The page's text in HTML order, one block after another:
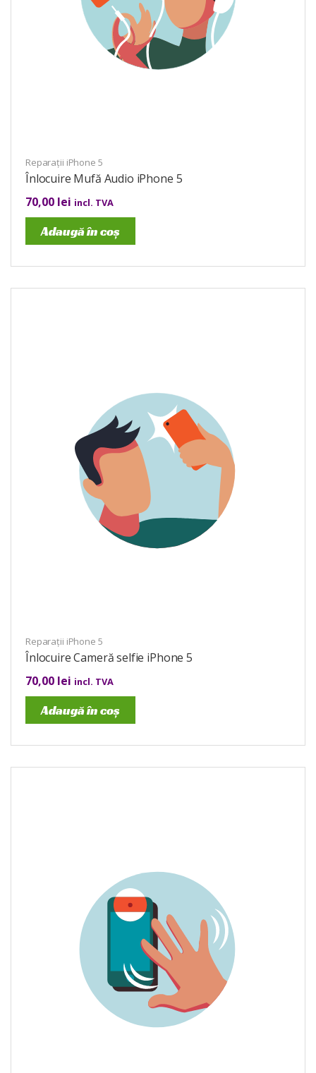
Reparații iPhone 5
Înlocuire Mufă Audio iPhone 5
70,00 lei incl. TVA
Adaugă în coș
Reparații iPhone 5
Înlocuire Cameră selfie iPhone 5
70,00 lei incl. TVA
Adaugă în coș